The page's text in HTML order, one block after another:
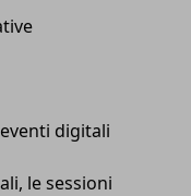
digitali
le sessioni